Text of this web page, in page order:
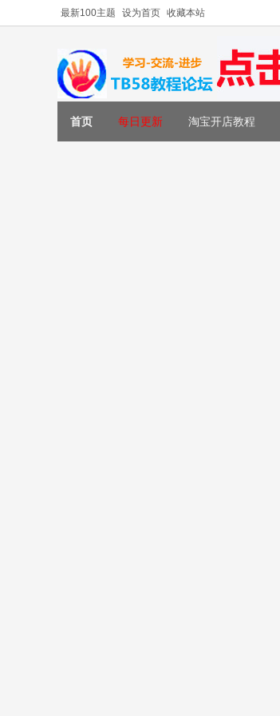
最新100主题 设为首页 收藏本站
首页 每日更新 淘宝开店教程